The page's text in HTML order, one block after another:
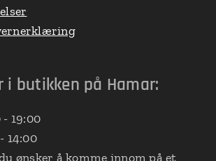
i butikken på Hamar:
19:00
14:00
ønsker å komme innom på et